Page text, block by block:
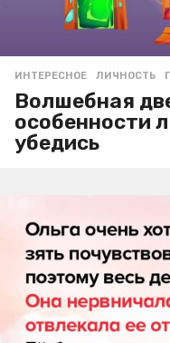
ИНТЕРЕСНОЕ ЛИЧНОСТЬ ,
Волшебная
особенности
убедись